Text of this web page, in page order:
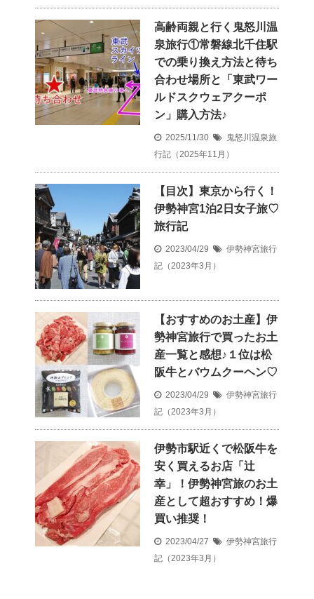
高齢両親と行く鬼怒川温
泉旅行①常磐線北千住駅
での乗り換え方法と待ち
合わせ場所と「東武ワー
ルドスクウェアクーポ
ン」購入方法♪
2025/11/30
鬼怒川温泉旅
行記（2025年11月）
【目次】東京から行く！
伊勢神宮1泊2日女子旅♡
旅行記
2023/04/29
伊勢神宮旅行
記（2023年3月）
【おすすめのお土産】伊
勢神宮旅行で買ったお土
産一覧と感想♪１位は松
阪牛とバウムクーヘン♡
2023/04/29
伊勢神宮旅行
記（2023年3月）
伊勢市駅近くで松阪牛を
安く買えるお店「辻
幸」！伊勢神宮旅のお土
産として超おすすめ！爆
買い推奨！
2023/04/27
伊勢神宮旅行
記（2023年3月）